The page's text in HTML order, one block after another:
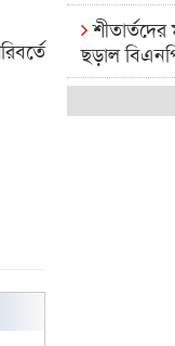
শীতার্তদের
ছড়াল
রাজশাহী